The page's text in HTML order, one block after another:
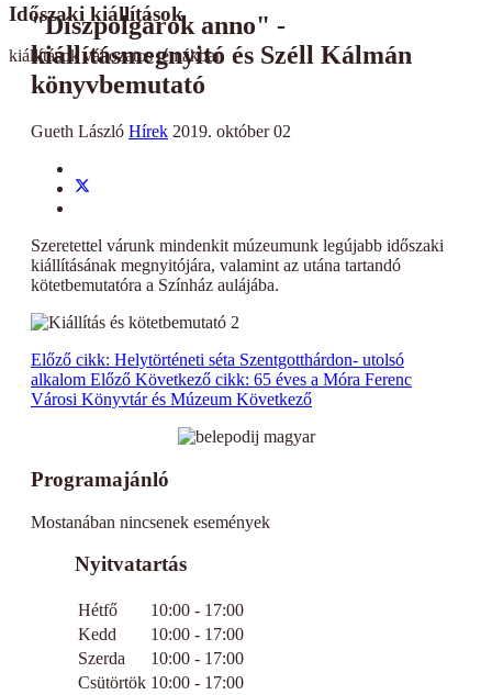
Időszaki kiállítások
kiállítások változatos témákban
"Díszpolgárok anno" -
kiállításmegnyitó és Széll Kálmán
könyvbemutató
Gueth László Hírek 2019. október 02
Szeretettel várunk mindenkit múzeumunk legújabb időszaki
kiállításának megnyitójára, valamint az utána tartandó
kötetbemutatóra a Színház aulájába.
Előző cikk: Helytörténeti séta Szentgotthárdon- utolsó
alkalom Előző Következő cikk: 65 éves a Móra Ferenc
Városi Könyvtár és Múzeum Következő
Programajánló
Mostanában nincsenek események
Nyitvatartás
Hétfő
10:00 - 17:00
Kedd
10:00 - 17:00
Szerda
10:00 - 17:00
Csütörtök 10:00 - 17:00